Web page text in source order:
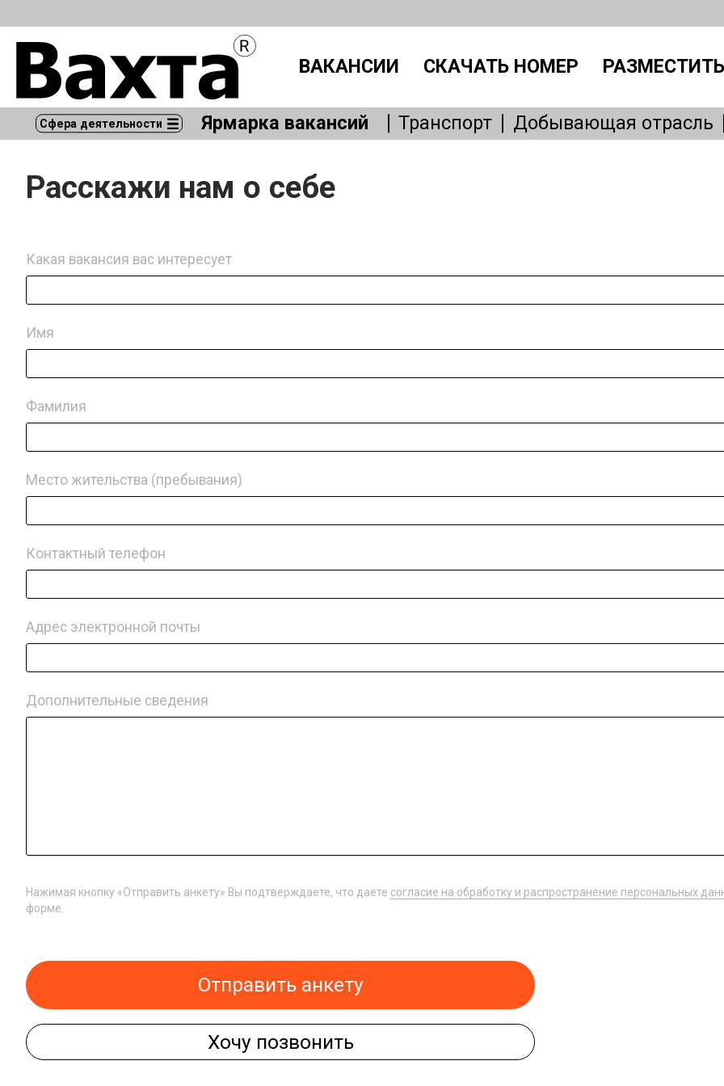
ВАКАНСИИ СКАЧАТЬ НОМЕР
Сфера деятельности Ярмарка вакансий Транспорт
Добывающая отрасль
Производство
IT, интернет
Расскажи нам о себе
Какая вакансия вас интересует
Имя
Фамилия
Место жительства (пребывания)
Контактный телефон
Адрес электронной почты
Дополнительные сведения
Нажимая кнопку «Отправить анкету» Вы подтверждаете, что даете согласие на обработку и распространение персональных
форме.
Отправить анкету
Хочу позвонить